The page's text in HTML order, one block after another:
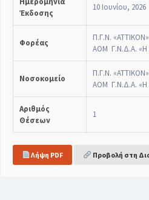
Έκδοσης
10 Ιουνίου, 2026
Φορέας
Π.Γ.Ν.
ΑΟΜ Γ.Ν.Δ.Α. «Η
Νοσοκομείο
Π.Γ.Ν.
ΑΟΜ Γ.Ν.Δ.Α. «Η
Αριθμός
Θέσεων
1
Λήψη PDF Προβολή στη